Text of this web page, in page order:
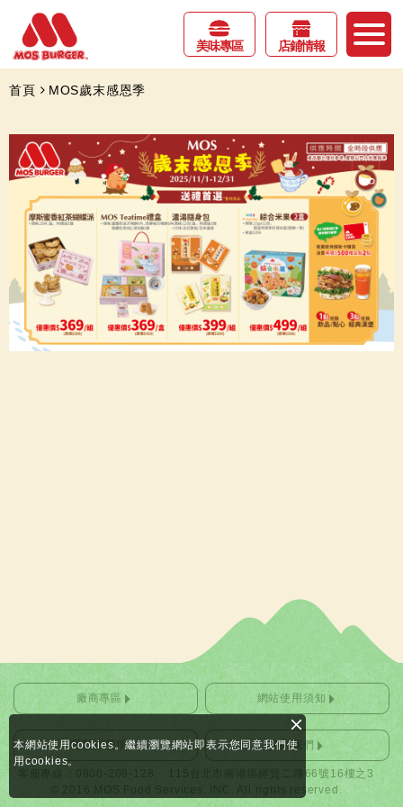
美味專區 店鋪情報
首頁 MOS歲末感恩季
廠商專區 網站使用須知
隱私權聲明 聯絡我們
115台北市南港區經貿二路66號16樓之3
© 2016 MOS Food Services, INC. All rights reserved.
本網站使用cookies。繼續瀏覽網站即表示您同意我們使
用cookies。